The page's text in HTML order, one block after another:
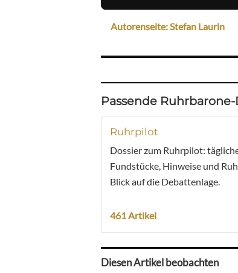
Autorenseite: Stefan Laurin
Passende Ruhrbarone-
Ruhrpilot
Dossier zum Ruhrpilot:
Fundstücke, Hinweise und
Blick auf die Debattenlage.
461 Artikel
Diesen Artikel beobachten